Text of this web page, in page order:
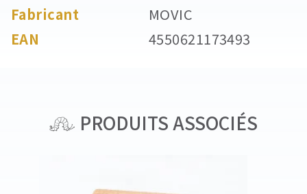
Fabricant
MOVIC
EAN
4550621173493
PRODUITS ASSOCIÉS